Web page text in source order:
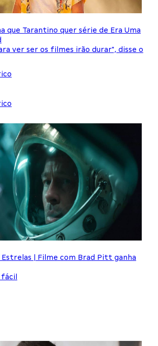
que Tarantino quer série de Era Uma
ver ser os filmes irão durar", disse o
Estrelas | Filme com Brad Pitt ganha